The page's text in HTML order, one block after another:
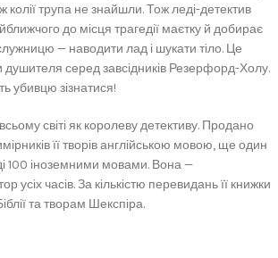
колії трупа не знайшли. Тож леді-детектив
до місця трагедії маєтку й добирає
— наводити лад і шукати тіло. Це
душителя серед завсідників Резерфорд-Холу.
убивцю зізнатися!
світі як королеву детективу. Продано
її творів англійською мовою, ще один
100 іноземними мовами. Вона —
усіх часів. За кількістю перевидань її книжки
та творам Шекспіра.